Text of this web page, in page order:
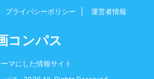
プライバシーポリシー 運営者情報
コンパス
マにした情報サイト